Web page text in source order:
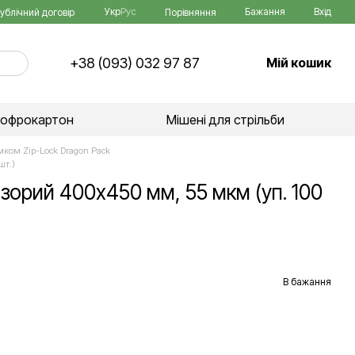
договір УкрРус Порівняння Бажання Вхід
+38 (093) 032 97 87 Мій кошик
Мішені для стрільби
Zip-Lock Dragon Pack
400х450 мм, 55 мкм (уп. 100
В бажання